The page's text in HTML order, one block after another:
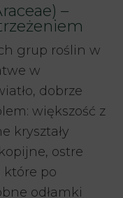
–
grup roślin w
w
dobrze
większość z
kryształy
ostre
po
odłamki